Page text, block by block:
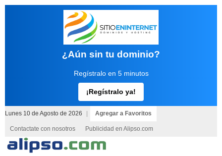
¿Aún sin tu dominio?
Regístralo en 5 minutos
¡Regístralo ya!
Lunes 10 de Agosto de 2026 Agregar a Favoritos
Contactate con nosotros Publicidad en Alipso.com